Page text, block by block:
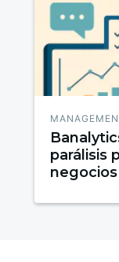
parálisis
negocios